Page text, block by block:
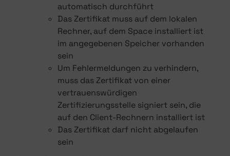
automatisch durchführt
Das Zertifikat muss auf dem lokalen
Rechner, auf dem Space installiert ist
im angegebenen Speicher vorhanden
sein
Um Fehlermeldungen zu verhindern,
muss das Zertifikat von einer
vertrauenswürdigen
Zertifizierungsstelle signiert sein, die
auf den Client-Rechnern installiert ist
Das Zertifikat darf nicht abgelaufen
sein